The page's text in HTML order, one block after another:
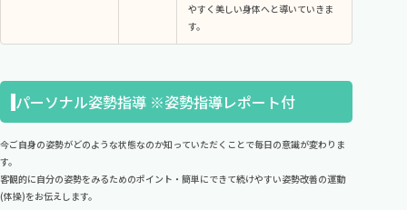
やすく美しい身体へと導いていきま
す。
パーソナル姿勢指導 ※姿勢指導レポート付
今ご自身の姿勢がどのような状態なのか知っていただくことで毎日の意識が変わりま
す。
客観的に自分の姿勢をみるためのポイント・簡単にできて続けやすい姿勢改善の運動
(体操)をお伝えします。